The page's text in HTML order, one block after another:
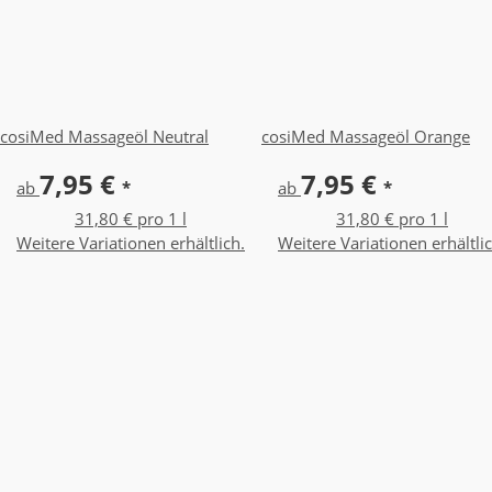
cosiMed Massageöl Neutral
ab 7,95 € *
31,80 € pro 1 l
Weitere Variationen erhältlich.
cosiMed Massageöl Orange
ab 7,95 € *
31,80 € pro 1 l
Weitere Variationen